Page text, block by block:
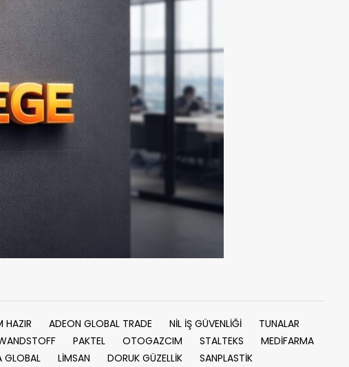
HAZIR ADEON GLOBAL TRADE NİL İŞ GÜVENLİĞİ
TUNALAR
PAKTEL OTOGAZCIM STALTEKS
MEDİFARMA
GLOBAL LİMSAN DORUK GÜZELLİK
SANPLASTİK